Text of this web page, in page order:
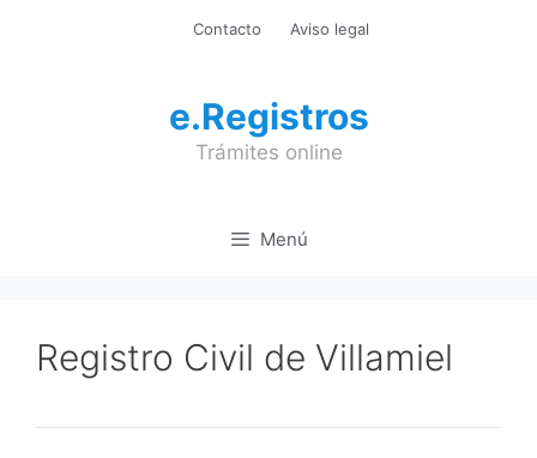
Contacto Aviso legal
e.Registros
Trámites online
Menú
Registro Civil de Villamiel